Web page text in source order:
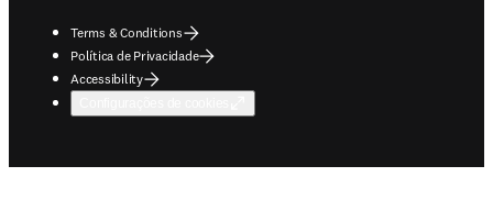
Terms & Conditions
Política de Privacidade
Accessibility